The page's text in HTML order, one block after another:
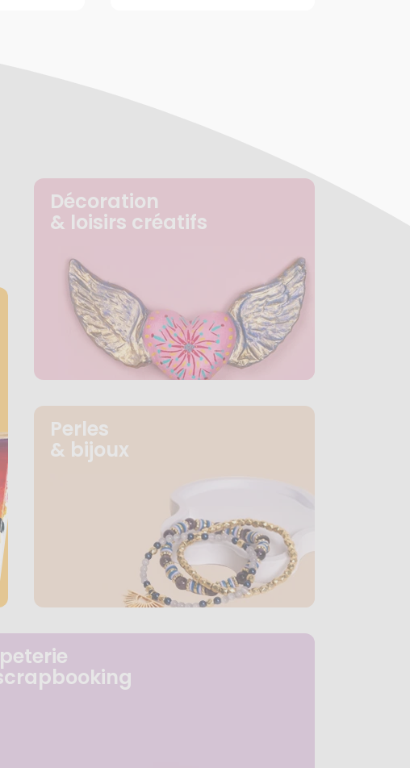
Décoration
& loisirs créatifs
Perles
& bijoux